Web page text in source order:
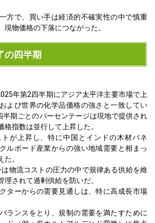
方で、買い手は経済的不確実性の中で慎重
現物価格の下落につながった。
の四半期
年第2四半期にアジア太平洋主要市場で上
よび世界の化学品価格の強さと一致してい
期ごとのパーセンテージは現地で提供され
指数は並行して上昇した。
が上昇し、特に中国とインドの木材パネ
ルボード産業からの強い地域需要と相まっ
。
は物流コストの圧力の中で規律ある供給を維
されて過剰供給を防いだ。
ターからの需要見通しは、特に高成長市場
ランスをとり、規制の需要を満たすために